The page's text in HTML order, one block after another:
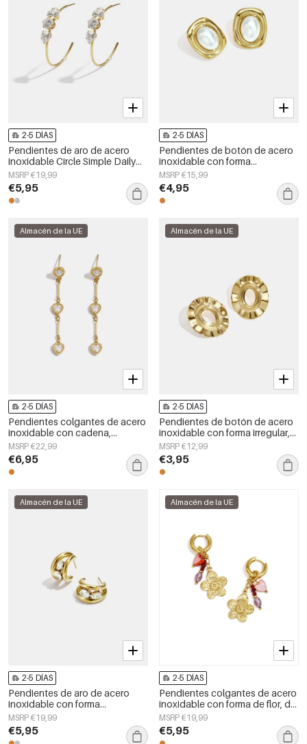
2-5 DÍAS
Pendientes de aro de acero
inoxidable Circle Simple Daily
Simple Series Joyería para mujer
MSRP €19,99
€5,95
2-5 DÍAS
Pendientes de botón de acero
inoxidable con forma
geométrica, sencillos, de la
serie Daily Simple, joyería para
mujer.
MSRP €15,99
€4,95
Almacén de la UE
2-5 DÍAS
Pendientes colgantes de acero
inoxidable con cadena,
elegantes, ideales para
reuniones o fiestas. Colección
de lujo para mujer.
MSRP €22,99
€6,95
Almacén de la UE
2-5 DÍAS
Pendientes de botón de acero
inoxidable con forma irregular,
sencillos, de la serie Daily
Simple, joyería para mujer.
MSRP €12,99
€3,95
Almacén de la UE
2-5 DÍAS
Pendientes de aro de acero
inoxidable con forma
geométrica, sencillos, de la
serie Daily Simple, joyería para
mujer.
MSRP €19,99
€5,95
Almacén de la UE
2-5 DÍAS
Pendientes colgantes de acero
inoxidable con forma de flor, de
la serie Daily Simple, joyería para
mujer.
MSRP €19,99
€5,95